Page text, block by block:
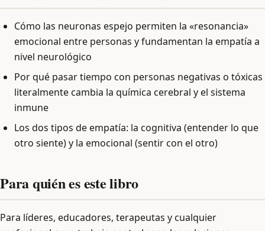
Cómo las neuronas espejo permiten la «resonancia»
emocional entre personas y fundamentan la empatía a
nivel neurológico
Por qué pasar tiempo con personas negativas o tóxicas
literalmente cambia la química cerebral y el sistema
inmune
Los dos tipos de empatía: la cognitiva (entender lo que
otro siente) y la emocional (sentir con el otro)
Para quién es este libro
Para líderes, educadores, terapeutas y cualquier